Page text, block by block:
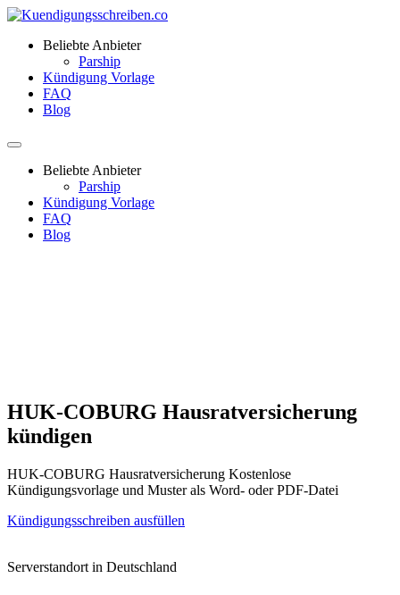
Beliebte Anbieter
Parship
Kündigung Vorlage
FAQ
Blog
Beliebte Anbieter
Parship
Kündigung Vorlage
FAQ
Blog
HUK-COBURG Hausratversicherung
kündigen
HUK-COBURG Hausratversicherung Kostenlose
Kündigungsvorlage und Muster als Word- oder PDF-Datei
Kündigungsschreiben ausfüllen
Serverstandort in Deutschland